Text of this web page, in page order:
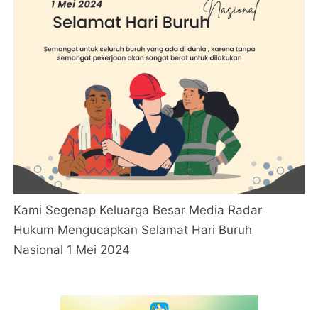
Kami Segenap Keluarga Besar Media Radar
Hukum Mengucapkan Selamat Hari Buruh
Nasional 1 Mei 2024